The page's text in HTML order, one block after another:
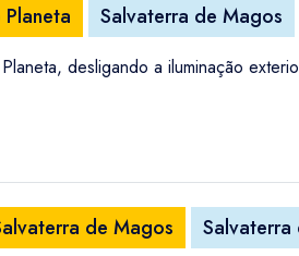
Salvaterra de Magos
desligando a iluminação
de Magos